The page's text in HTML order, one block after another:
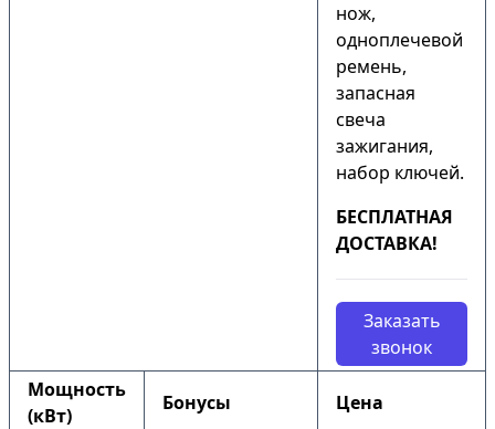
нож,
одноплечевой
ремень,
запасная
свеча
зажигания,
набор ключей.
БЕСПЛАТНАЯ
ДОСТАВКА!
Заказать
звонок
Мощность
(кВт)
Бонусы Цена